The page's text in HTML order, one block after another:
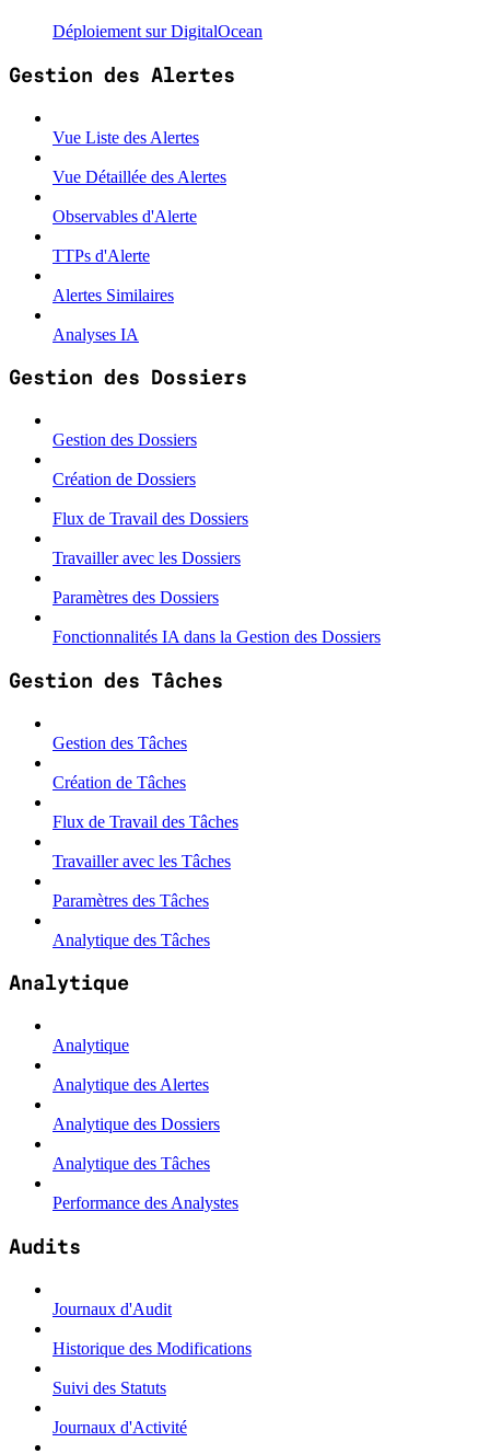
Déploiement sur DigitalOcean
Gestion des Alertes
Vue Liste des Alertes
Vue Détaillée des Alertes
Observables d'Alerte
TTPs d'Alerte
Alertes Similaires
Analyses IA
Gestion des Dossiers
Gestion des Dossiers
Création de Dossiers
Flux de Travail des Dossiers
Travailler avec les Dossiers
Paramètres des Dossiers
Fonctionnalités IA dans la Gestion des Dossiers
Gestion des Tâches
Gestion des Tâches
Création de Tâches
Flux de Travail des Tâches
Travailler avec les Tâches
Paramètres des Tâches
Analytique des Tâches
Analytique
Analytique
Analytique des Alertes
Analytique des Dossiers
Analytique des Tâches
Performance des Analystes
Audits
Journaux d'Audit
Historique des Modifications
Suivi des Statuts
Journaux d'Activité